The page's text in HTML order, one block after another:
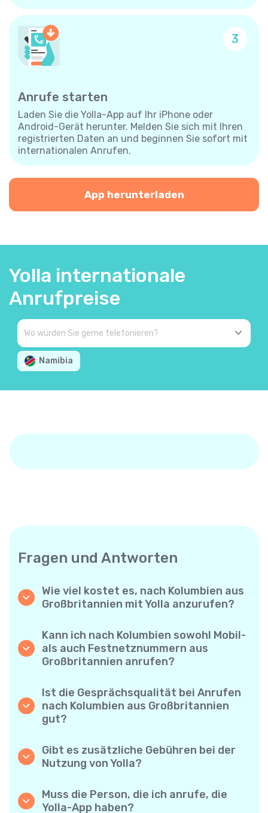
3
Anrufe starten
Laden Sie die Yolla-App auf Ihr iPhone oder
Android-Gerät herunter. Melden Sie sich mit Ihren
registrierten Daten an und beginnen Sie sofort mit
internationalen Anrufen.
App herunterladen
Yolla internationale
Anrufpreise
Namibia
Fragen und Antworten
Wie viel kostet es, nach Kolumbien aus
Großbritannien mit Yolla anzurufen?
Anrufe nach Kolumbien. Prüfen Sie einfach
die aktuellen Tarife in der App – keine
versteckten Gebühren, keine
Überraschungen.
Kann ich nach Kolumbien sowohl Mobil-
als auch Festnetznummern aus
Großbritannien anrufen?
Mobiltelefone und Festnetzanschlüsse nach
Kolumbien anrufen.
Ist die Gesprächsqualität bei Anrufen
nach Kolumbien aus Großbritannien
gut?
zuverlässige Sprachqualität – Ihre Gespräche
klingen wie Ortsgespräche.
Gibt es zusätzliche Gebühren bei der
Nutzung von Yolla?
Minutenpreise und keine versteckten
Gebühren. Keine monatlichen Abonnements
Muss die Person, die ich anrufe, die
Yolla-App haben?